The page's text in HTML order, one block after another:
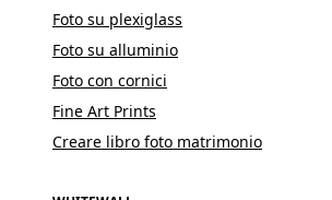
Foto su plexiglass
Foto su alluminio
Foto con cornici
Fine Art Prints
Creare libro foto matrimonio